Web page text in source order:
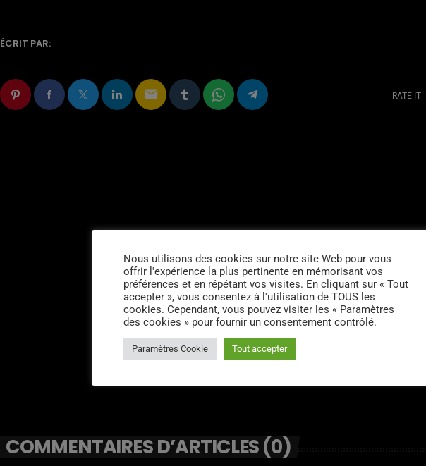
ÉCRIT PAR:
email RATE IT
COMMENTAIRES D’ARTICLES (0)
Nous utilisons des cookies sur notre site Web pour vous
offrir l'expérience la plus pertinente en mémorisant vos
préférences et en répétant vos visites. En cliquant sur « Tout
accepter », vous consentez à l'utilisation de TOUS les
cookies. Cependant, vous pouvez visiter les « Paramètres
des cookies » pour fournir un consentement contrôlé.
Paramètres Cookie Tout accepter